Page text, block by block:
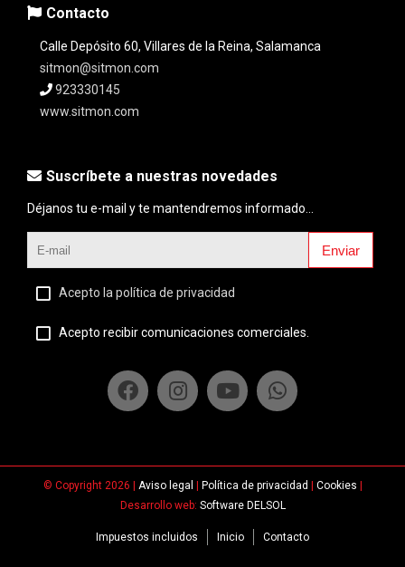
Contacto
Calle Depósito 60, Villares de la Reina, Salamanca
sitmon@sitmon.com
923330145
www.sitmon.com
Suscríbete a nuestras novedades
Déjanos tu e-mail y te mantendremos informado...
Enviar
Acepto la política de privacidad
Acepto recibir comunicaciones comerciales.
© Copyright 2026 | Aviso legal Política de privacidad Cookies
Desarrollo web: Software DELSOL
Impuestos incluidos Inicio Contacto